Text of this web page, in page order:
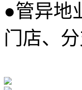
●管异地
门店、
机构